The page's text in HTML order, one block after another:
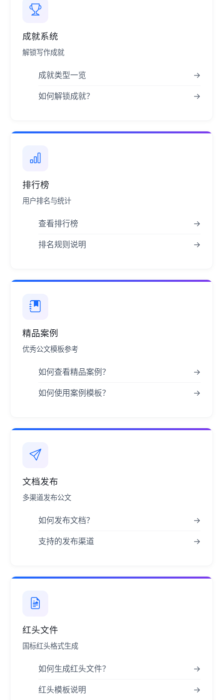
成就系统
解锁写作成就
成就类型一览 →
如何解锁成就？ →
排行榜
用户排名与统计
查看排行榜 →
排名规则说明 →
精品案例
优秀公文模板参考
如何查看精品案例？ →
如何使用案例模板？ →
文档发布
多渠道发布公文
如何发布文档？ →
支持的发布渠道 →
红头文件
国标红头格式生成
如何生成红头文件？ →
红头模板说明 →